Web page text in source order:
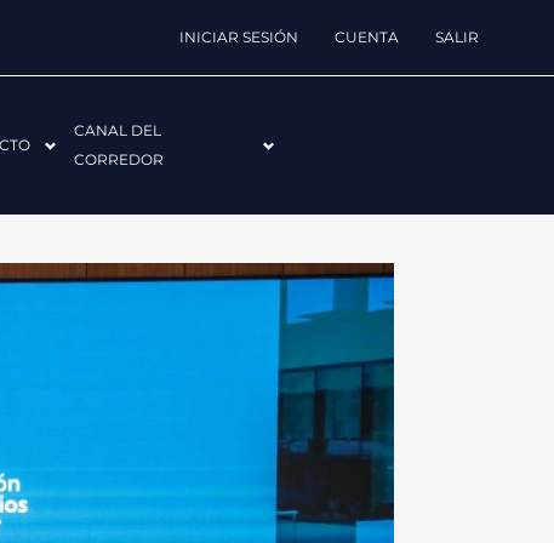
INICIAR SESIÓN CUENTA SALIR
CANAL DEL
CORREDOR